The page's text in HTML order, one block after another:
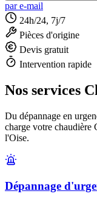
par e-mail
24h/24, 7j/7
Pièces d'origine
Devis gratuit
Intervention rapide
Nos services
Du dépannage en
charge votre chaudière
l'Oise.
Dépannage